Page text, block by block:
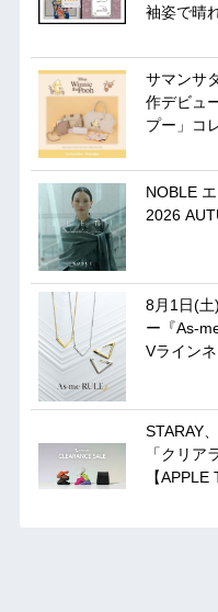
袖姿で晴
サマンサ
作デビュ
プー」コ
NOBLE
2026
8月1日(土
ー『As-
Vライン
STARAY
「クリア
【